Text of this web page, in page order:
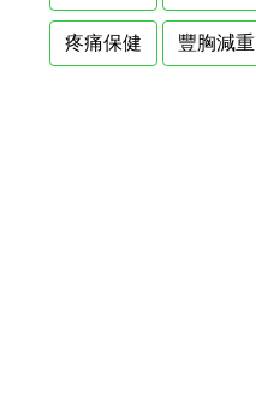
疼痛保健 豐胸減重